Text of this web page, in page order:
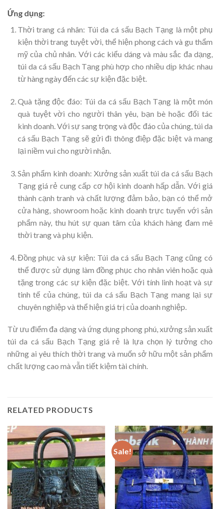
Ứng dụng:
Thời trang cá nhân: Túi da cá sấu Bạch Tạng là một phụ
kiện thời trang tuyệt vời, thể hiện phong cách và gu thẩm
mỹ của chủ nhân. Với các kiểu dáng và màu sắc đa dạng,
túi da cá sấu Bạch Tạng phù hợp cho nhiều dịp khác nhau
từ hàng ngày đến các sự kiện đặc biệt.
Quà tặng độc đáo: Túi da cá sấu Bạch Tạng là một món
quà tuyệt vời cho người thân yêu, bạn bè hoặc đối tác
kinh doanh. Với sự sang trọng và độc đáo của chúng, túi da
cá sấu Bạch Tạng sẽ gửi đi thông điệp đặc biệt và mang
lại niềm vui cho người nhận.
Sản phẩm kinh doanh: Xưởng sản xuất túi da cá sấu Bạch
Tạng giá rẻ cung cấp cơ hội kinh doanh hấp dẫn. Với giá
thành cạnh tranh và chất lượng đảm bảo, bạn có thể mở
cửa hàng, showroom hoặc kinh doanh trực tuyến với sản
phẩm này, thu hút sự quan tâm của khách hàng đam mê
thời trang và phụ kiện.
Đồng phục và sự kiện: Túi da cá sấu Bạch Tạng cũng có
thể được sử dụng làm đồng phục cho nhân viên hoặc quà
tặng trong các sự kiện đặc biệt. Với tính linh hoạt và sự
tinh tế của chúng, túi da cá sấu Bạch Tạng mang lại sự
chuyên nghiệp và thể hiện giá trị của doanh nghiệp.
Từ ưu điểm đa dạng và ứng dụng phong phú, xưởng sản xuất
túi da cá sấu Bạch Tạng giá rẻ là lựa chọn lý tưởng cho
những ai yêu thích thời trang và muốn sở hữu một sản phẩm
chất lượng cao mà vẫn tiết kiệm tài chính.
RELATED PRODUCTS
Sale!